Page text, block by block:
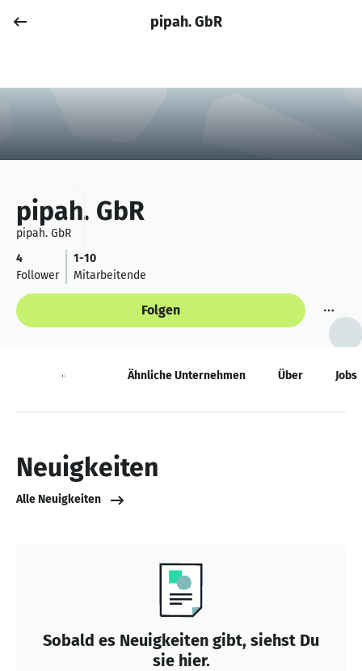
Anmelden
pipah. GbR
pipah. GbR
pipah. GbR
4
Follower
1-10
Mitarbeitende
Folgen
Neuigkeiten Ähnliche Unternehmen Über Jobs
Neuigkeiten
Alle Neuigkeiten
Sobald es Neuigkeiten gibt, siehst Du
sie hier.